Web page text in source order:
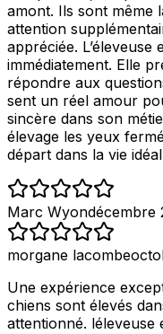
amont. Ils sont même
attention
appréciée.
immédiatement. Elle
répondre aux
sent un réel amour
sincère dans son
élevage les yeux
départ dans la vie
Marc Wyondécembre
morgane lacombe
Une expérience
chiens sont élevés
attentionné. léleveuse